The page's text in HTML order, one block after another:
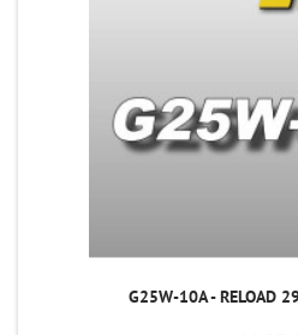
G25W-10A - RELOAD